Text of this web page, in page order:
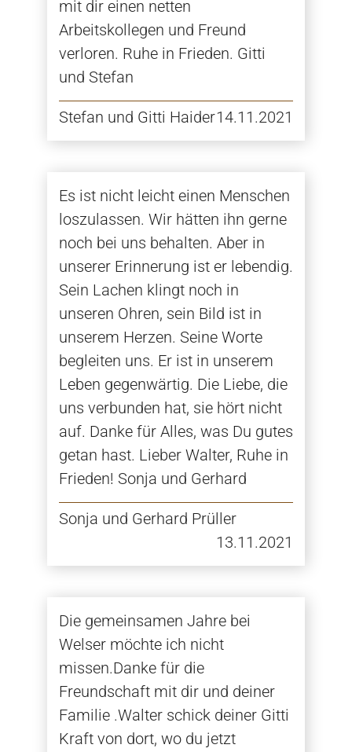
mit dir einen netten
Arbeitskollegen und Freund
verloren. Ruhe in Frieden. Gitti
und Stefan
Stefan und Gitti Haider14.11.2021
Es ist nicht leicht einen Menschen
loszulassen. Wir hätten ihn gerne
noch bei uns behalten. Aber in
unserer Erinnerung ist er lebendig.
Sein Lachen klingt noch in
unseren Ohren, sein Bild ist in
unserem Herzen. Seine Worte
begleiten uns. Er ist in unserem
Leben gegenwärtig. Die Liebe, die
uns verbunden hat, sie hört nicht
auf. Danke für Alles, was Du gutes
getan hast. Lieber Walter, Ruhe in
Frieden! Sonja und Gerhard
Sonja und Gerhard Prüller
13.11.2021
Die gemeinsamen Jahre bei
Welser möchte ich nicht
missen.Danke für die
Freundschaft mit dir und deiner
Familie .Walter schick deiner Gitti
Kraft von dort, wo du jetzt